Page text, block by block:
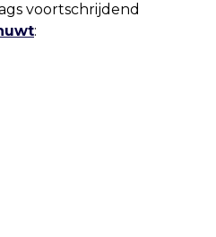
voortschrijdend
: